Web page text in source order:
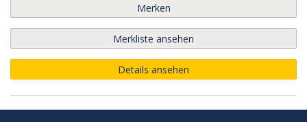
Merken
Merkliste ansehen
Details ansehen